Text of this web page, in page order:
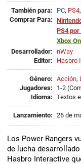
También para: PC, PS4,
Comprar Para:
PS4
Xbox
Desarrollador: nWay
Editor:
Hasbro
Género: Acción,
Jugadores:
1-2
Idioma: Textos
Lanzamiento: 26 de
Los Power Rangers
de lucha
Hasbro Interactive